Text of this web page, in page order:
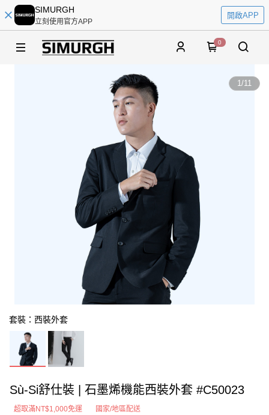
SIMURGH
立刻使用官方APP
開啟APP
0
1/11
套裝：西裝外套
Sù-Si舒仕裝 | 石墨烯機能西裝外套 #C50023
超取滿NT$1,000免運 國家/地區配送